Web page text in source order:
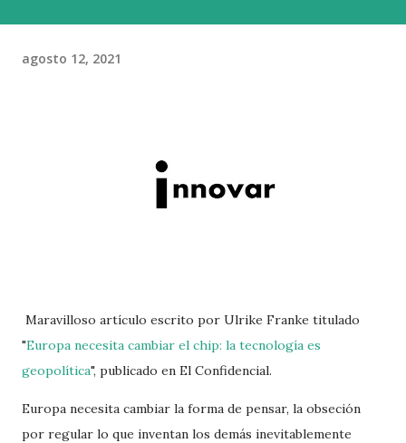
agosto 12, 2021
Maravilloso artículo escrito por Ulrike Franke titulado
"Europa necesita cambiar el chip: la tecnología es
geopolítica", publicado en El Confidencial.
Europa necesita cambiar la forma de pensar, la obseción
por regular lo que inventan los demás inevitablemente